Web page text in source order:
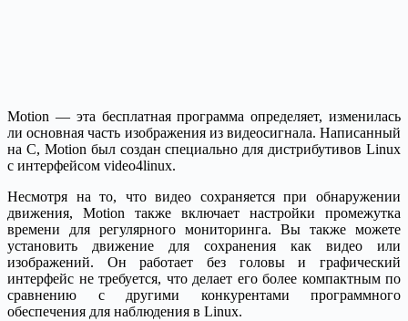
Motion — эта бесплатная программа определяет, изменилась
ли основная часть изображения из видеосигнала. Написанный
на C, Motion был создан специально для дистрибутивов Linux
с интерфейсом video4linux.
Несмотря на то, что видео сохраняется при обнаружении
движения, Motion также включает настройки промежутка
времени для регулярного мониторинга. Вы также можете
установить движение для сохранения как видео или
изображений. Он работает без головы и графический
интерфейс не требуется, что делает его более компактным по
сравнению с другими конкурентами программного
обеспечения для наблюдения в Linux.